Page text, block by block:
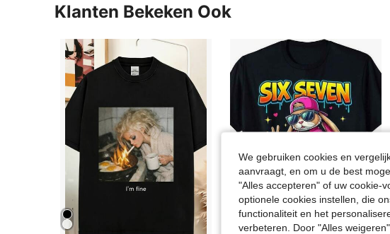
Klanten Bekeken Ook
We gebruiken cookies en
aanvraagt, en om u de best
"Alles accepteren" of uw cookie-
optionele cookies instellen, die
functionaliteit en het
verbeteren. Door "Alles